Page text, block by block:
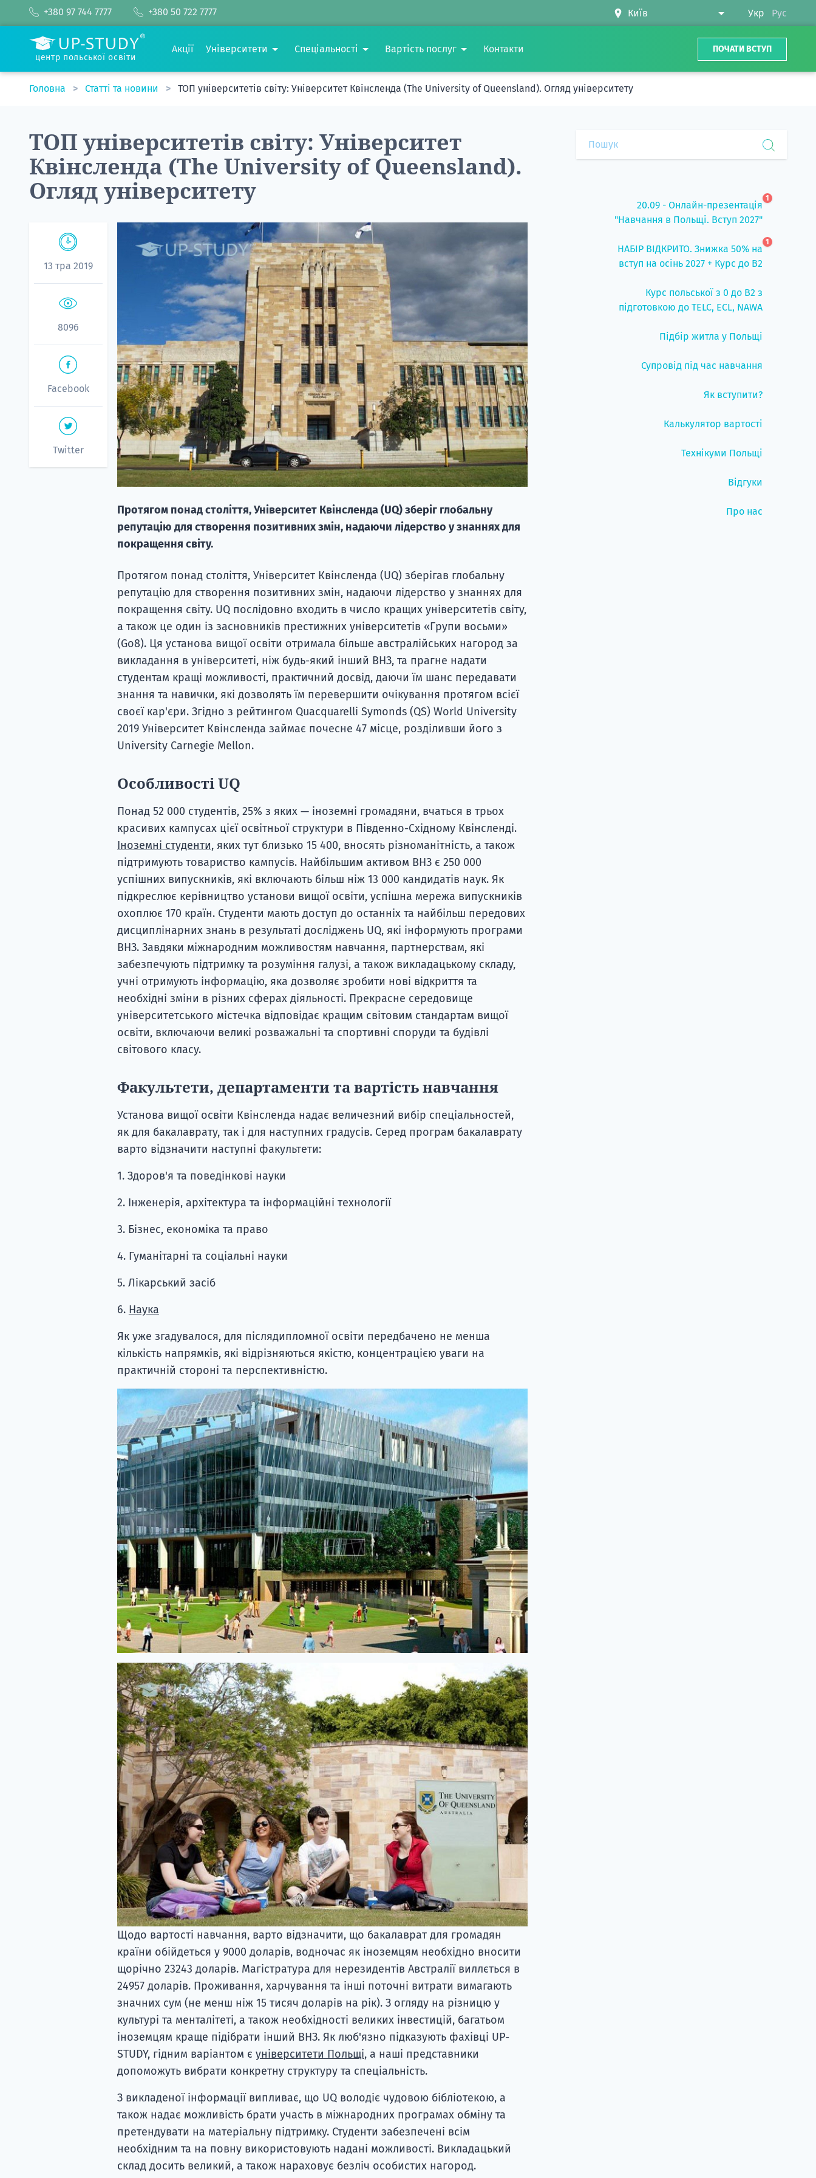
+380 97 744 7777 +380 50 722 7777 Укр Рус
центр польської освіти
Акції Університети Спеціальності Вартість послуг Контакти ПОЧАТИ ВСТУП
Головна Статті та новини ТОП університетів світу: Університет Квінсленда (The University of Queensland). Огляд університету
ТОП університетів світу: Університет
Квінсленда (The University of Queensland).
Огляд університету
13 тра 2019
8096
Facebook
Twitter
Протягом понад століття, Університет Квінсленда (UQ) зберіг глобальну
репутацію для створення позитивних змін, надаючи лідерство у знаннях для
покращення світу.
Протягом понад століття, Університет Квінсленда (UQ) зберігав глобальну
репутацію для створення позитивних змін, надаючи лідерство у знаннях для
покращення світу. UQ послідовно входить в число кращих університетів світу,
а також це один із засновників престижних університетів «Групи восьми»
(Go8). Ця установа вищої освіти отримала більше австралійських нагород за
викладання в університеті, ніж будь-який інший ВНЗ, та прагне надати
студентам кращі можливості, практичний досвід, даючи їм шанс передавати
знання та навички, які дозволять їм перевершити очікування протягом всієї
своєї кар'єри. Згідно з рейтингом Quacquarelli Symonds (QS) World University
2019 Університет Квінсленда займає почесне 47 місце, розділивши його з
University Carnegie Mellon.
Особливості UQ
Понад 52 000 студентів, 25% з яких — іноземні громадяни, вчаться в трьох
красивих кампусах цієї освітньої структури в Південно-Східному Квінсленді.
Іноземні студенти, яких тут близько 15 400, вносять різноманітність, а також
підтримують товариство кампусів. Найбільшим активом ВНЗ є 250 000
успішних випускників, які включають більш ніж 13 000 кандидатів наук. Як
підкреслює керівництво установи вищої освіти, успішна мережа випускників
охоплює 170 країн. Студенти мають доступ до останніх та найбільш передових
дисциплінарних знань в результаті досліджень UQ, які інформують програми
ВНЗ. Завдяки міжнародним можливостям навчання, партнерствам, які
забезпечують підтримку та розуміння галузі, а також викладацькому складу,
учні отримують інформацію, яка дозволяє зробити нові відкриття та
необхідні зміни в різних сферах діяльності. Прекрасне середовище
університетського містечка відповідає кращим світовим стандартам вищої
освіти, включаючи великі розважальні та спортивні споруди та будівлі
світового класу.
Факультети, департаменти та вартість навчання
Установа вищої освіти Квінсленда надає величезний вибір спеціальностей,
як для бакалаврату, так і для наступних градусів. Серед програм бакалаврату
варто відзначити наступні факультети:
1. Здоров'я та поведінкові науки
2. Інженерія, архітектура та інформаційні технології
3. Бізнес, економіка та право
4. Гуманітарні та соціальні науки
5. Лікарський засіб
6. Наука
Як уже згадувалося, для післядипломної освіти передбачено не менша
кількість напрямків, які відрізняються якістю, концентрацією уваги на
практичній стороні та перспективністю.
Щодо вартості навчання, варто відзначити, що бакалаврат для громадян
країни обійдеться у 9000 доларів, водночас як іноземцям необхідно вносити
щорічно 23243 доларів. Магістратура для нерезидентів Австралії виллється в
24957 доларів. Проживання, харчування та інші поточні витрати вимагають
значних сум (не менш ніж 15 тисяч доларів на рік). З огляду на різницю у
культурі та менталітеті, а також необхідності великих інвестицій, багатьом
іноземцям краще підібрати інший ВНЗ. Як люб'язно підказують фахівці UP-
STUDY, гідним варіантом є університети Польщі, а наші представники
допоможуть вибрати конкретну структуру та спеціальність.
З викладеної інформації випливає, що UQ володіє чудовою бібліотекою, а
також надає можливість брати участь в міжнародних програмах обміну та
претендувати на матеріальну підтримку. Студенти забезпечені всім
необхідним та на повну використовують надані можливості. Викладацький
склад досить великий, а також нараховує безліч особистих нагород.
20.09 - Онлайн-презентація
"Навчання в Польщі. Вступ 2027"
1
НАБІР ВІДКРИТО. Знижка 50% на
вступ на осінь 2027 + Курс до B2
1
Курс польської з 0 до B2 з
підготовкою до TELC, ECL, NAWA
Підбір житла у Польщі
Супровід під час навчання
Як вступити?
Калькулятор вартості
Технікуми Польщі
Відгуки
Про нас